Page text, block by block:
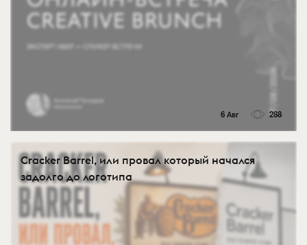
6 Авг 288
Cracker Barrel, или провал который начался
задолго до логотипа